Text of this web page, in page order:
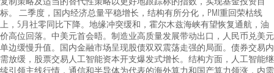
标。 二季度，国内经济总量平稳增长，结构有所分化，PMI重回荣枯线
上，5月社零同比下降。地缘冲突缓和，霍尔木兹海峡有望恢复通航，油
价高位回落。中美元首会晤。制造业高质量发展带动出口，人民币兑美元
单边缓慢升值。国内金融市场呈现股债双双震荡走强的局面。债券交易内
需放缓，股票交易人工智能资本开支爆发式增长。结构方面，人工智能继
续引领主线行情，通信和半导体为代表的海外算力和国产算力领涨，内需